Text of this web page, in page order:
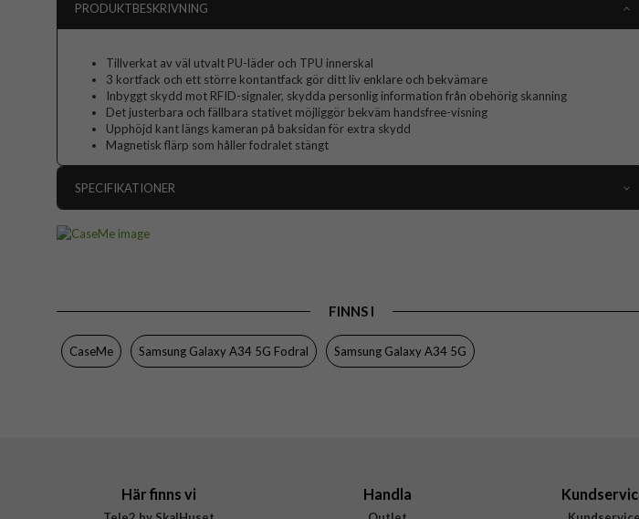
PRODUKTBESKRIVNING
Tillverkat av väl utvalt PU-läder och TPU innerskal
3 kortfack och ett större kontantfack gör ditt liv enklare och bekvämare
Inbyggt skydd mot RFID-signaler, skydda personlig information från obehörig skanning
Det justerbara och fällbara stativet möjliggör bekväm handsfree-visning
Upphöjd kant längs kameran på baksidan för extra skydd
Magnetisk flärp som håller fodralet stängt
SPECIFIKATIONER
Egenskaper
Kortfack, Stativfunktion
Färg
Material
FINNS I
CaseMe Samsung Galaxy A34 5G Fodral Samsung Galaxy A34 5G
Här finns vi Handla